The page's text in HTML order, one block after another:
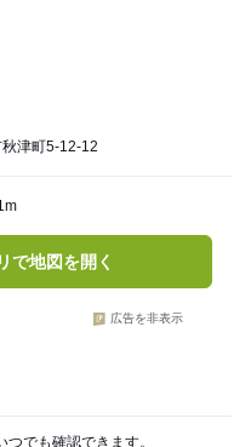
津町5-12-12
で地図を開く
広告を非表示
でも確認できます。